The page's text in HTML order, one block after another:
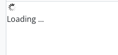
Loading ...